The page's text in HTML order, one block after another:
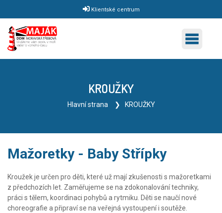
Klientské centrum
KROUŽKY
Hlavní strana KROUŽKY
Mažoretky - Baby Střípky
Kroužek je určen pro děti, které už mají zkušenosti s mažoretkami
z předchozích let. Zaměřujeme se na zdokonalování techniky,
práci s tělem, koordinaci pohybů a rytmiku. Děti se naučí nové
choreografie a připraví se na veřejná vystoupení i soutěže.